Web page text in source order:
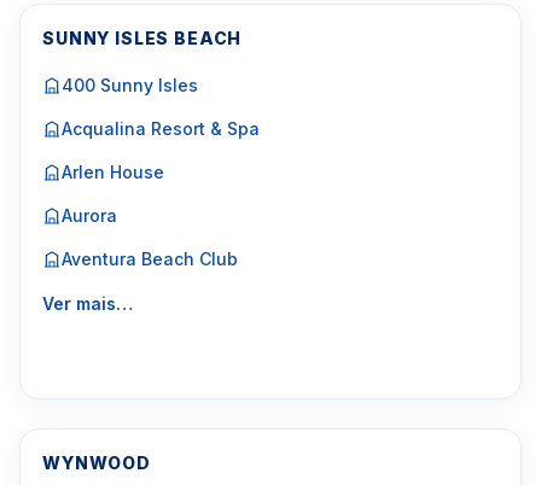
SUNNY ISLES BEACH
400 Sunny Isles
Acqualina Resort & Spa
Arlen House
Aurora
Aventura Beach Club
Ver mais…
WYNWOOD